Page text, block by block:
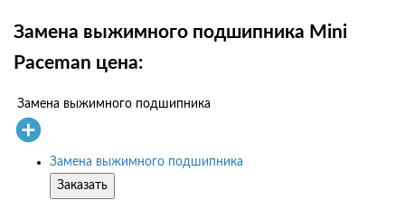
Замена выжимного подшипника Mini
Paceman цена:
Замена выжимного подшипника
Замена выжимного подшипника
Заказать